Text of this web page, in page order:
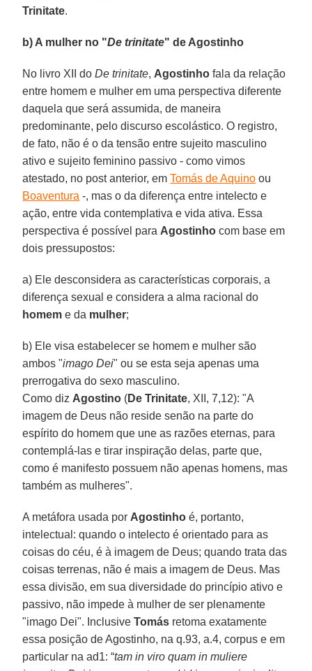
Trinitate.
b) A mulher no "De trinitate" de Agostinho
No livro XII doDe trinitate, Agostinho fala da relação
entre homem e mulher em uma perspectiva diferente
daquela que será assumida, de maneira
predominante, pelo discurso escolástico. O registro,
de fato, não é o da tensão entre sujeito masculino
ativo e sujeito feminino passivo - como vimos
atestado, no post anterior, emTomás de Aquino ou
Boaventura -, mas o da diferença entre intelecto e
ação, entre vida contemplativa e vida ativa. Essa
perspectiva é possível para Agostinho com base em
dois pressupostos:
a) Ele desconsidera as características corporais, a
diferença sexual e considera a alma racional do
homem e da mulher;
b) Ele visa estabelecer se homem e mulher são
ambos "imago Dei" ou se esta seja apenas uma
prerrogativa do sexo masculino.
Como diz Agostino (De Trinitate, XII, 7,12): "A
imagem de Deus não reside senão na parte do
espírito do homem que une as razões eternas, para
contemplá-las e tirar inspiração delas, parte que,
como é manifesto possuem não apenas homens, mas
também as mulheres".
A metáfora usada por Agostinho é, portanto,
intelectual: quando o intelecto é orientado para as
coisas do céu, é à imagem de Deus; quando trata das
coisas terrenas, não é mais a imagem de Deus. Mas
essa divisão, em sua diversidade do princípio ativo e
passivo, não impede à mulher de ser plenamente
"imago Dei". InclusiveTomás retoma exatamente
essa posição de Agostinho, na q.93, a.4, corpus e em
particular na ad1: “tam in viro quam in muliere